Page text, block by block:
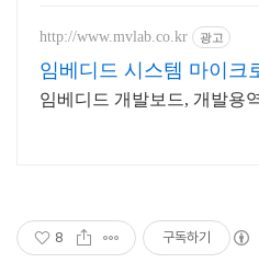
http://www.mvlab.co.kr 광고
임베디드 시스템 마이크
임베디드 개발보드, 개발용
8 구독하기